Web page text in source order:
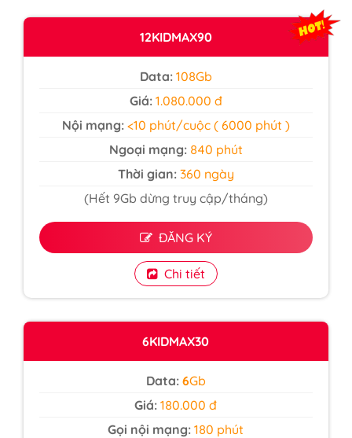
12KIDMAX90
Data: 108Gb
Giá: 1.080.000 đ
Nội mạng: <10 phút/cuộc ( 6000 phút )
Ngoại mạng: 840 phút
Thời gian: 360 ngày
(Hết 9Gb dừng truy cập/tháng)
ĐĂNG KÝ
Chi tiết
6KIDMAX30
Data:6Gb
Giá:180.000 đ
Gọi nội mạng:180 phút